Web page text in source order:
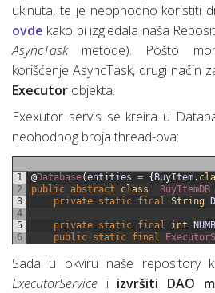
ukinuta, te je neophodno koristiti
ovde kako bi izgledala naša
AsyncTaskmetode). Pošto
korišćenje AsyncTask, drugi način
Executor objekta.
Exexutor servis se kreira u
neohodnog broja thread-ova:
1
2
3
4
5
6
@Database(entities = {BuyItem.
public abstract class BuyItemDB
private static final String
private static final int
public static final
Sada u okviru naše repository
ExecutorService i izvršiti DAO